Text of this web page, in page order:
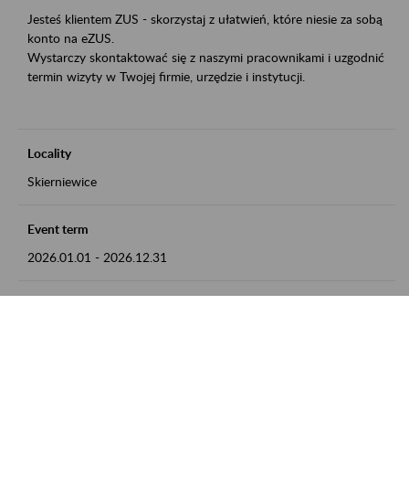
Jesteś klientem ZUS - skorzystaj z ułatwień, które niesie za sobą
konto na eZUS.
Wystarczy skontaktować się z naszymi pracownikami i uzgodnić
termin wizyty w Twojej firmie, urzędzie i instytucji.
Locality
Skierniewice
Event term
2026.01.01 - 2026.12.31